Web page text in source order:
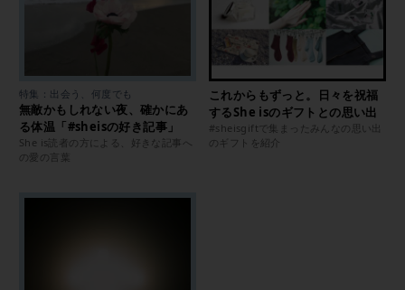
特集：出会う、何度でも
無敵かもしれない夜、確かにあ
る体温「#sheisの好き記事」
She is読者の方による、好きな記事へ
の愛の言葉
これからもずっと。日々を祝福
するShe isのギフトとの思い出
#sheisgiftで集まったみんなの思い出
のギフトを紹介